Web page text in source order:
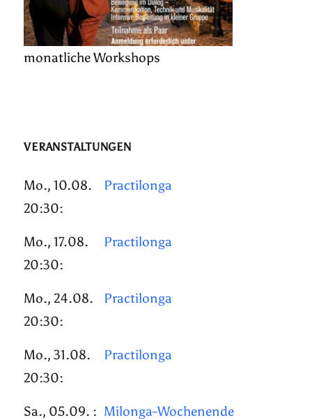
monatliche Workshops
VERANSTALTUNGEN
Mo., 10.08.
20:30:
Practilonga
Mo., 17.08.
20:30:
Practilonga
Mo., 24.08.
20:30:
Practilonga
Mo., 31.08.
20:30:
Practilonga
Sa., 05.09. : Milonga-Wochenende